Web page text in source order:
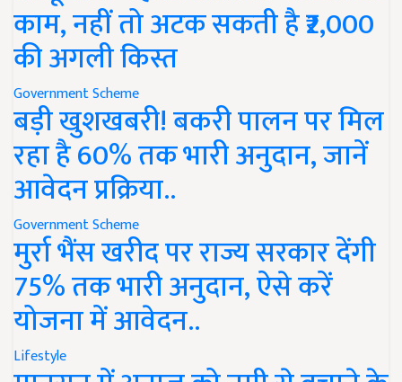
काम, नहीं तो अटक सकती है ₹2,000
की अगली किस्त
Government Scheme
बड़ी खुशखबरी! बकरी पालन पर मिल
रहा है 60% तक भारी अनुदान, जानें
आवेदन प्रक्रिया..
Government Scheme
मुर्रा भैंस खरीद पर राज्य सरकार देंगी
75% तक भारी अनुदान, ऐसे करें
योजना में आवेदन..
Lifestyle